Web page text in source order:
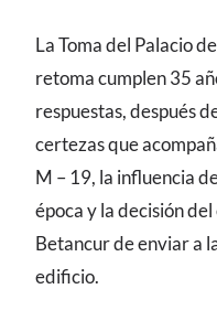
La Toma del Palacio
retoma cumplen 35
respuestas, después
certezas que
M – 19, la influencia
época y la decisión
Betancur de enviar a
edificio.